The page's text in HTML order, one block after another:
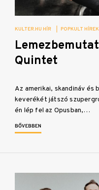
KULTER.HU HÍR POPKULT HÍREK
Quintet
Az amerikai, skandináv és
keverékét játszó
én lép fel az Opusban,…
BŐVEBBEN